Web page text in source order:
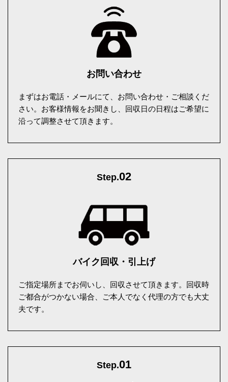
お問い合わせ
まずはお電話・メールにて、お問い合わせ・ご相談くだ
さい。お客様情報をお聞きし、回収日の日程はご希望に
沿って調整させて頂きます。
Step.02
バイク回収・引上げ
ご指定場所までお伺いし、回収させて頂きます。回収時
ご都合がつかない場合、ご本人でなく代理の方でも大丈
夫です。
Step.01